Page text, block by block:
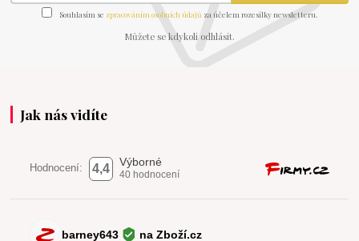
Souhlasím se zpracováním osobních údajů za účelem rozesílky newsletteru.
Můžete se kdykoli odhlásit.
Jak nás vidíte